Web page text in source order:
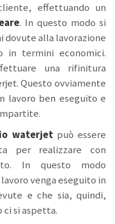
effettuando un
. In questo modo si
alla lavorazione
in termini economici.
una rifinitura
Questo ovviamente
lavoro ben eseguito e
waterjetpuò essere
per realizzare con
In questo modo
venga eseguito in
e che sia, quindi,
si aspetta.